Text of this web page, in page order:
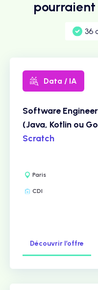
pourraient
36
Data / IA
Software
(Java, Kotlin ou
Scratch
Paris
CDI
Découvrir l’offre